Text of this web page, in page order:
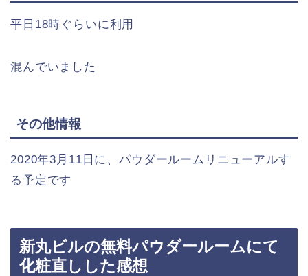
平日18時ぐらいに利用
混んでいました
その他情報
2020年3月11日に、パウダールームリニューアルす
る予定です
新丸ビルの無料パウダールームにて
化粧直しした感想